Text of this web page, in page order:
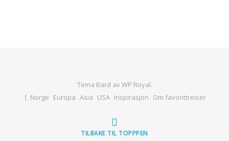
Tema Bard avWP Royal.
Norge Europa Asia USA Inspirasjon Om favorittreiser
TILBAKE TIL TOPPPEN